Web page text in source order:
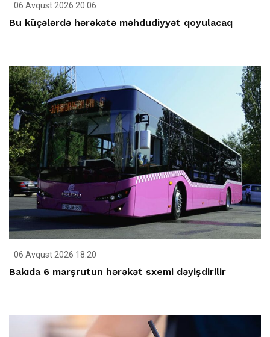
06 Avqust 2026 20:06
Bu küçələrdə hərəkətə məhdudiyyət qoyulacaq
06 Avqust 2026 18:20
Bakıda 6 marşrutun hərəkət sxemi dəyişdirilir